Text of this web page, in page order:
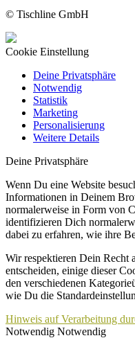
© Tischline GmbH
Cookie Einstellung
Deine Privatsphäre
Notwendig
Statistik
Marketing
Personalisierung
Weitere Details
Deine Privatsphäre
Wenn Du eine Website
Informationen in Deinem
normalerweise in Form von
identifizieren Dich
dabei zu erfahren, wie ihre
Wir respektieren Dein Recht
entscheiden, einige dieser
den verschiedenen
wie Du die
Hinweis auf Verarbeitung
Notwendig Notwendig